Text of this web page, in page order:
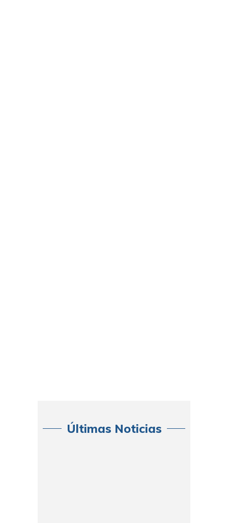
Últimas Noticias